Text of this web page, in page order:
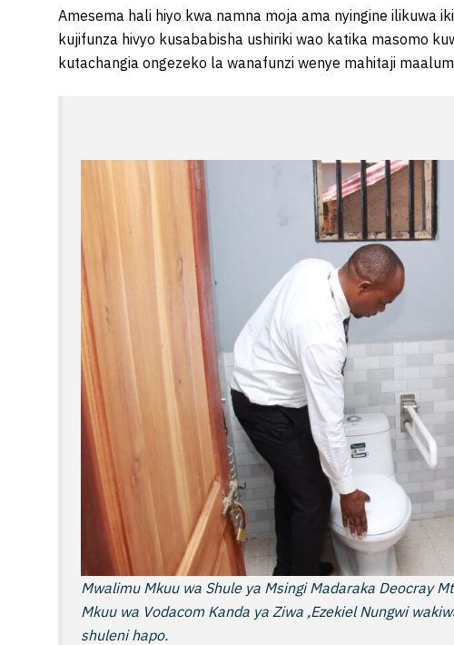
Amesema hali hiyo kwa namna moja ama nyingine ilikuwa
kujifunza hivyo kusababisha ushiriki wao katika masomo
kutachangia ongezeko la wanafunzi wenye mahitaji
Mwalimu Mkuu wa Shule ya Msingi Madaraka Deocray
Mkuu wa Vodacom Kanda ya Ziwa ,Ezekiel Nungwi
shuleni hapo.